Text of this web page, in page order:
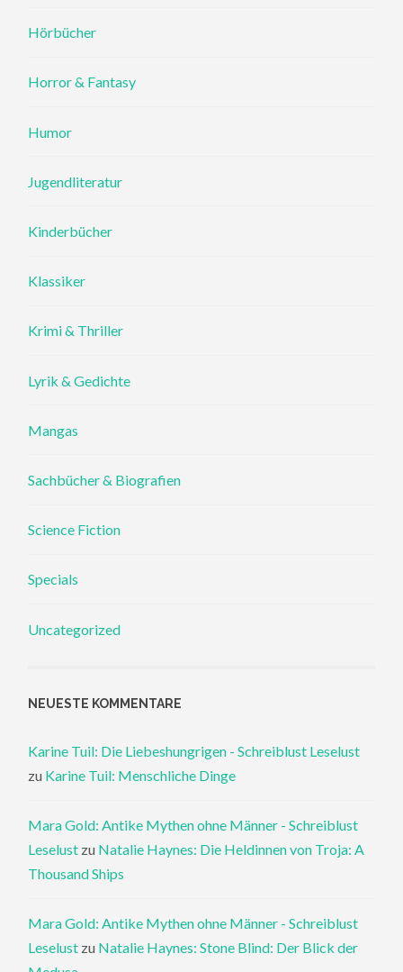
Hörbücher
Horror & Fantasy
Humor
Jugendliteratur
Kinderbücher
Klassiker
Krimi & Thriller
Lyrik & Gedichte
Mangas
Sachbücher & Biografien
Science Fiction
Specials
Uncategorized
NEUESTE KOMMENTARE
Karine Tuil: Die Liebeshungrigen - Schreiblust Leselust
zu Karine Tuil: Menschliche Dinge
Mara Gold: Antike Mythen ohne Männer - Schreiblust
Leselust zu Natalie Haynes: Die Heldinnen von Troja: A
Thousand Ships
Mara Gold: Antike Mythen ohne Männer - Schreiblust
Leselust zu Natalie Haynes: Stone Blind: Der Blick der